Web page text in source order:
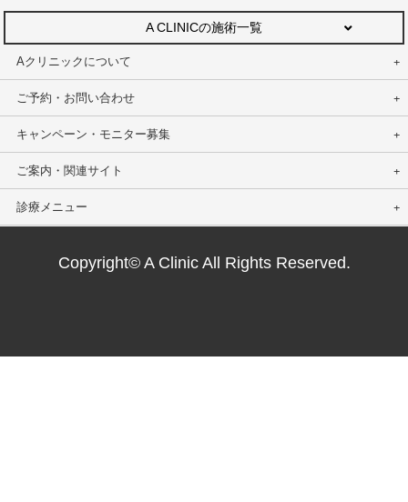
A CLINICの施術一覧
Aクリニックについて
ご予約・お問い合わせ
キャンペーン・モニター募集
ご案内・関連サイト
診療メニュー
Copyright© A Clinic All Rights Reserved.